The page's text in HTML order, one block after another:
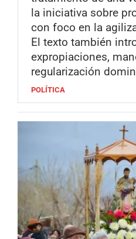
la iniciativa sobre
con foco en la
El texto también
expropiaciones,
regularización
POLÍTICA